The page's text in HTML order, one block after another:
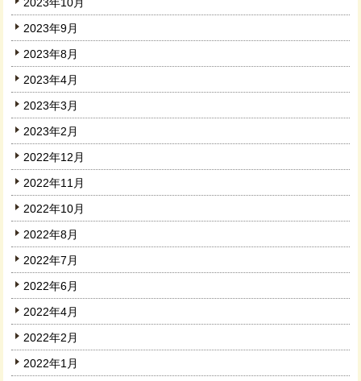
2023年9月
2023年8月
2023年4月
2023年3月
2023年2月
2022年12月
2022年11月
2022年10月
2022年8月
2022年7月
2022年6月
2022年4月
2022年2月
2022年1月